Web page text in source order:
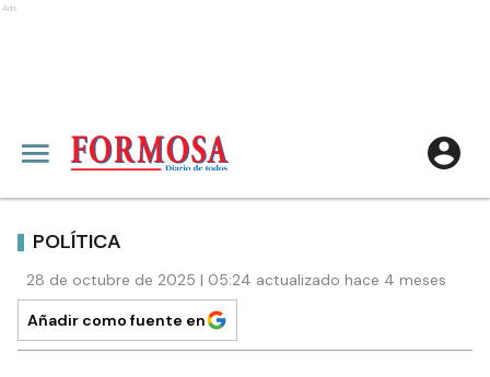
Ads
POLÍTICA
28 de octubre de 2025 | 05:24 actualizado hace 4 meses
Añadir como fuente en